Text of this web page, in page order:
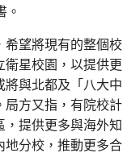
。
希望將現有的整個校
衛星校園，以提供更
將與北都及「八大中
局方又指，有院校計
提供更多與海外知
地分校，推動更多合